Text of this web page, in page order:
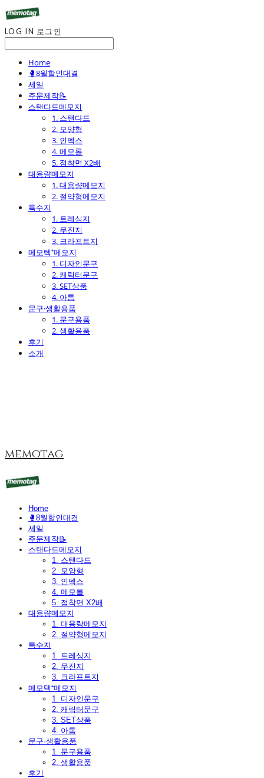
LOG IN 로그인
Home
🥊8월할인대결
세일
주문제작📝
스탠다드메모지
1. 스탠다드
2. 모양형
3. 인덱스
4. 메모롤
5. 점착면 X2배
대용량메모지
1. 대용량메모지
2. 절약형메모지
특수지
1. 트레싱지
2. 무진지
3. 크라프트지
메모텍⁺메모지
1. 디자인문구
2. 캐릭터문구
3. SET상품
4. 아톰
문구·생활용품
1. 문구용품
2. 생활용품
후기
소개
memotag
Home
🥊8월할인대결
세일
주문제작📝
스탠다드메모지
1. 스탠다드
2. 모양형
3. 인덱스
4. 메모롤
5. 점착면 X2배
대용량메모지
1. 대용량메모지
2. 절약형메모지
특수지
1. 트레싱지
2. 무진지
3. 크라프트지
메모텍⁺메모지
1. 디자인문구
2. 캐릭터문구
3. SET상품
4. 아톰
문구·생활용품
1. 문구용품
2. 생활용품
후기